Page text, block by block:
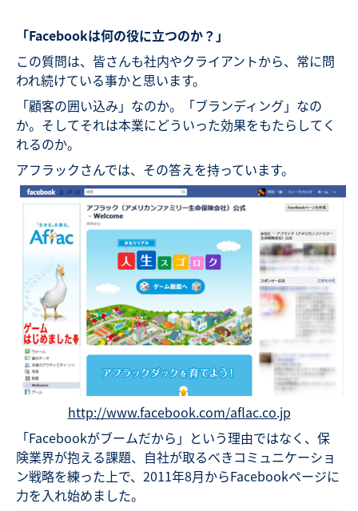
「Facebookは何の役に立つのか？」
この質問は、皆さんも社内やクライアントから、常に問
われ続けている事かと思います。
「顧客の囲い込み」なのか。「ブランディング」なの
か。そしてそれは本業にどういった効果をもたらしてく
れるのか。
アフラックさんでは、その答えを持っています。
http://www.facebook.com/aflac.co.jp
「Facebookがブームだから」という理由ではなく、保
険業界が抱える課題、自社が取るべきコミュニケーショ
ン戦略を練った上で、2011年8月からFacebookページに
力を入れ始めました。